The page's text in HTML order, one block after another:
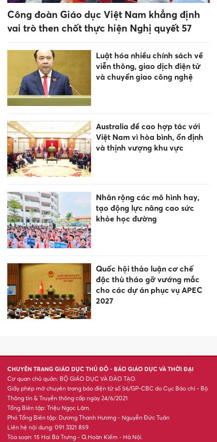
Công đoàn Giáo dục Việt Nam khẳng định
vai trò then chốt thực hiện Nghị quyết 57
Luật hóa nhiều chính sách về
viễn thông, giao dịch điện tử
và chuyển giao công nghệ
Australia đề cao hợp tác với
Việt Nam vì hòa bình, ổn định
và thịnh vượng khu vực
Nhân rộng các mô hình hay,
tạo động lực nâng cao sức
khỏe học đường
Quốc hội thảo luận cơ chế
đặc thù tháo gỡ vướng mắc
cho các dự án phục vụ APEC
2027
CHUYÊN TRANG GIÁO DỤC THỦ ĐÔ - BÁO GIÁO DỤC VÀ THỜI ĐẠI
Cơ quan chủ quản: BỘ GIÁO DỤC VÀ ĐÀO TẠO.
Giấy phép mở chuyên trang báo điện tử số 56/GP-CBC do Cục Báo chí - Bộ
Thông tin & Truyền thông cấp ngày 24/6/2021
Tổng Biên tập: Triệu Ngọc Lâm.
Phó Tổng Biên tập: Dương Thanh Hương - Nguyễn Đức Tuân
Liên hệ nội dung: 091 3321 859
Tòa soạn: 15 Hai Bà Trưng - Q.Hoàn Kiếm - Hà Nội.